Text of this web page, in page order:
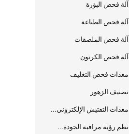
آلة فحص البؤرة
آلة فحص الطباعة
آلة فحص الملصقات
آلة فحص الكرتون
معدات فحص التغليف
تصنيف الزهور
معدات التفتيش الإلكتروني...
نظم رؤية مراقبة الجودة...